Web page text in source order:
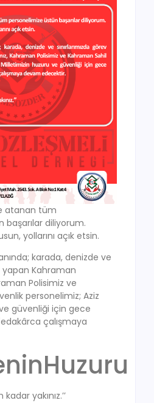
atanan tüm
başarılar diliyorum.
yollarını açık etsin.
karada, denizde ve
yapan Kahraman
Polisimiz ve
personelimiz; Aziz
güvenliği için gece
çalışmaya
yakınız.’’